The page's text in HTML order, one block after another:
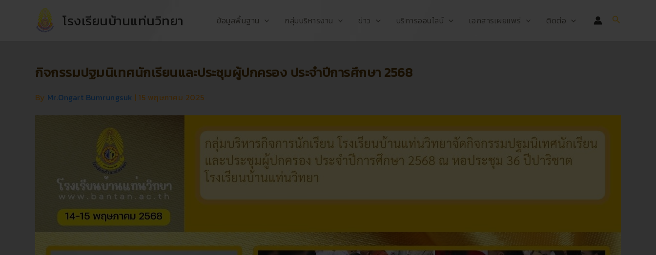
โรงเรียนบ้านแท่นวิทยา ข้อมูลพื้นฐาน กลุ่มบริหารงาน ข่าว บริการออนไลน์ เอกสารเผยแพร่ ติดต่อ Search
กิจกรรมปฐมนิเทศนักเรียนและประชุมผู้ปกครอง ประจำปีการศึกษา 2568
By Mr.Ongart Bumrungsuk | 15 พฤษภาคม 2025